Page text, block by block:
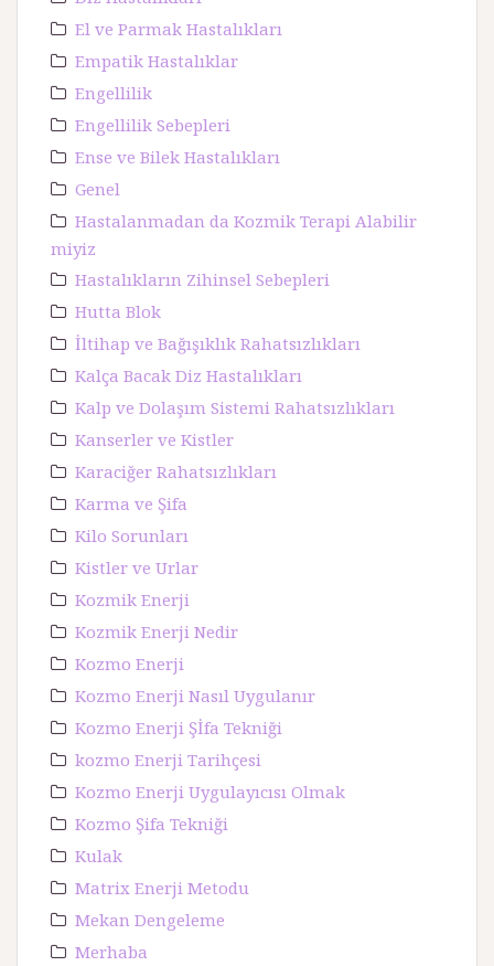
El ve Parmak Hastalıkları
Empatik Hastalıklar
Engellilik
Engellilik Sebepleri
Ense ve Bilek Hastalıkları
Genel
Hastalanmadan da Kozmik Terapi Alabilir
miyiz
Hastalıkların Zihinsel Sebepleri
Hutta Blok
İltihap ve Bağışıklık Rahatsızlıkları
Kalça Bacak Diz Hastalıkları
Kalp ve Dolaşım Sistemi Rahatsızlıkları
Kanserler ve Kistler
Karaciğer Rahatsızlıkları
Karma ve Şifa
Kilo Sorunları
Kistler ve Urlar
Kozmik Enerji
Kozmik Enerji Nedir
Kozmo Enerji
Kozmo Enerji Nasıl Uygulanır
Kozmo Enerji Şİfa Tekniği
kozmo Enerji Tarihçesi
Kozmo Enerji Uygulayıcısı Olmak
Kozmo Şifa Tekniği
Kulak
Matrix Enerji Metodu
Mekan Dengeleme
Merhaba